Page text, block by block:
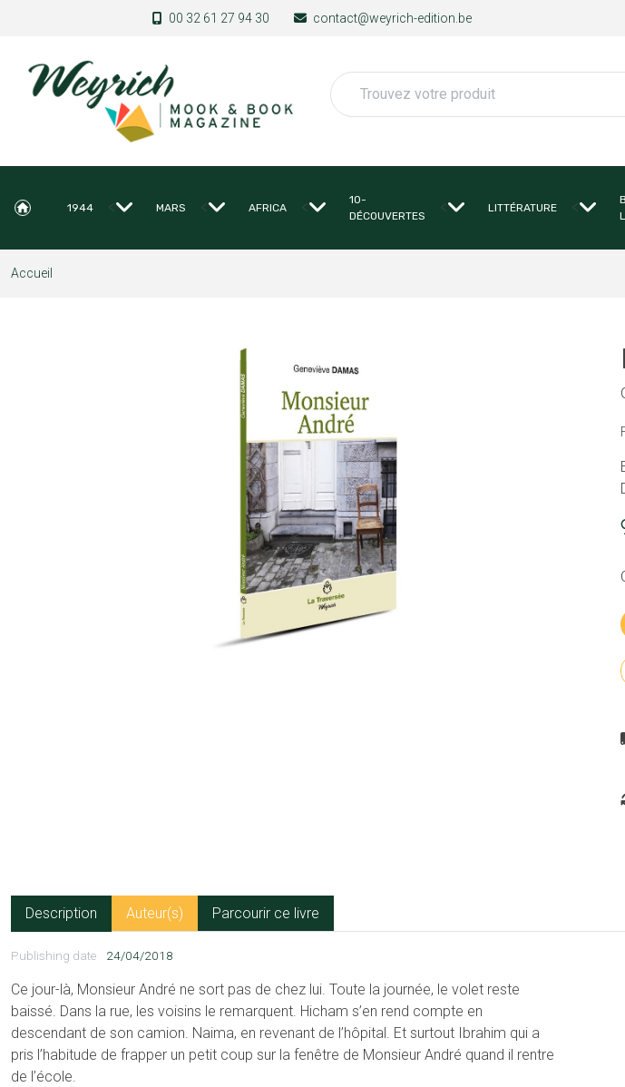
Aller au contenu principal 00 32 61 27 94 30 contact@weyrich-edition.be
Rechercher
1944 < MARS < AFRICA <
10-
DÉCOUVERTES
< LITTÉRATURE <
Accueil
Description Auteur(s) Parcourir ce livre
Publishing date 24/04/2018
Ce jour-là, Monsieur André ne sort pas de chez lui. Toute la journée, le volet reste
baissé. Dans la rue, les voisins le remarquent. Hicham s’en rend compte en
descendant de son camion. Naima, en revenant de l’hôpital. Et surtout Ibrahim qui a
pris l’habitude de frapper un petit coup sur la fenêtre de Monsieur André quand il rentre
de l’école.